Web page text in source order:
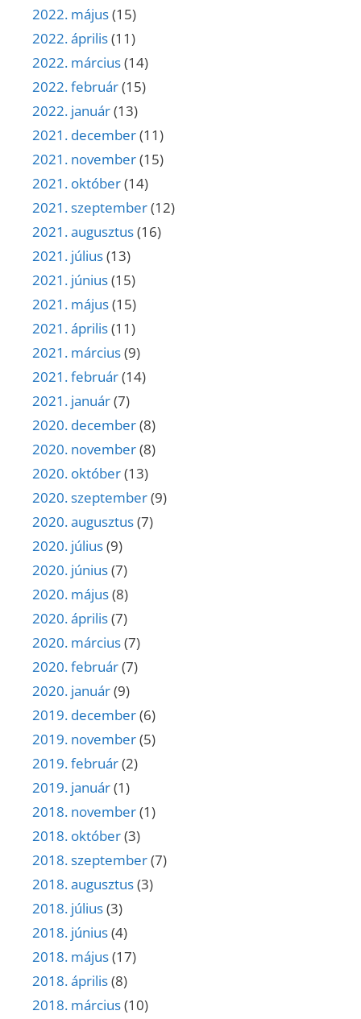
2022. május(15)
2022. április(11)
2022. március(14)
2022. február(15)
2022. január(13)
2021. december(11)
2021. november(15)
2021. október(14)
2021. szeptember(12)
2021. augusztus(16)
2021. július(13)
2021. június(15)
2021. május(15)
2021. április(11)
2021. március(9)
2021. február(14)
2021. január(7)
2020. december(8)
2020. november(8)
2020. október(13)
2020. szeptember(9)
2020. augusztus(7)
2020. július(9)
2020. június(7)
2020. május(8)
2020. április(7)
2020. március(7)
2020. február(7)
2020. január(9)
2019. december(6)
2019. november(5)
2019. február(2)
2019. január(1)
2018. november(1)
2018. október(3)
2018. szeptember(7)
2018. augusztus(3)
2018. július(3)
2018. június(4)
2018. május(17)
2018. április(8)
2018. március(10)